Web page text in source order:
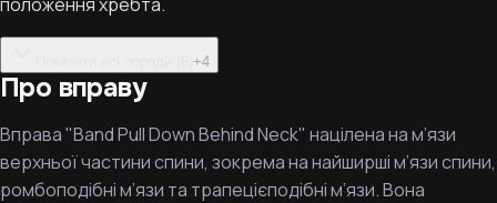
+4
Про вправу
Вправа "Band Pull Down Behind Neck" націлена на м’язи
верхньої частини спини, зокрема на найширші м’язи спини,
ромбоподібні м’язи та трапецієподібні м’язи. Вона